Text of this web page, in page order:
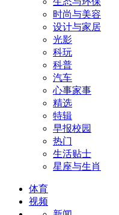
时尚与美容
设计与家居
光影
科玩
科普
汽车
心事家事
精选
特辑
早报校园
热门
生活贴士
星座与生肖
体育
视频